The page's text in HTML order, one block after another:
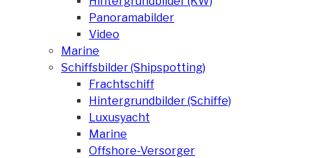
Panoramabilder
Video
Marine
Schiffsbilder (Shipspotting)
Frachtschiff
Hintergrundbilder (Schiffe)
Luxusyacht
Marine
Offshore-Versorger